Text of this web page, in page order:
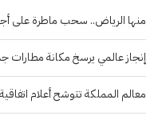
منها الرياض.. سحب ماطرة على أجزاء من
إنجاز عالمي يرسخ مكانة مطارات
معالم المملكة تتوشح أعلام